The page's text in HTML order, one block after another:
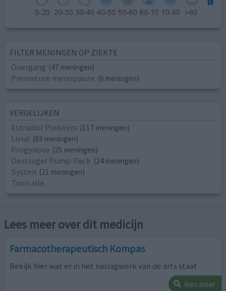
FILTER MENINGEN OP ZIEKTE
Overgang (47 meningen)
Premature menopauze (6 meningen)
VERGELIJKEN
Estradiol Pleisters (117 meningen)
Livial (83 meningen)
Progynova (25 meningen)
Oestrogel Pump-Pack (24 meningen)
Systen (21 meningen)
Toon alle...
Lees meer over dit medicijn
Farmacotherapeutisch Kompas
Bekijk hier wat er in het naslagwerk van de arts staat
lees meer